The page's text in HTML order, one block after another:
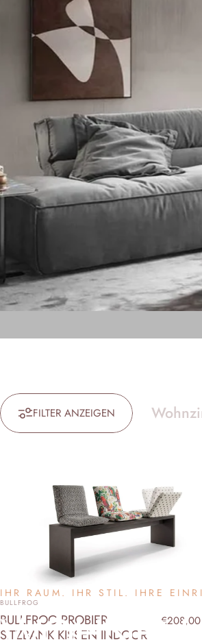
IHR RAUM. IHR STIL. IHRE
FILTER ANZEIGEN
ANBIETER:
BULLFROG
BULLFROG PROBIER
SITZBANK KISSEN INDOOR
€208,00